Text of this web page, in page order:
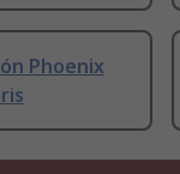
Phoenix